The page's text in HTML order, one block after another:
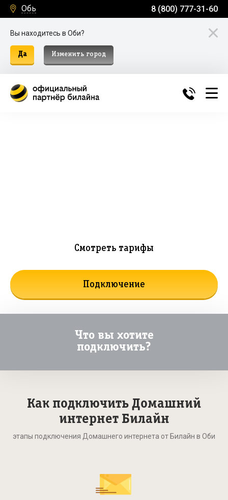
Обь 8 (800) 777-31-60
Вы находитесь в Оби?
Да Изменить город
Смотреть тарифы
Подключение
Что вы хотите
подключить?
Как подключить Домашний
интернет Билайн
этапы подключения Домашнего интернета от Билайн в Оби